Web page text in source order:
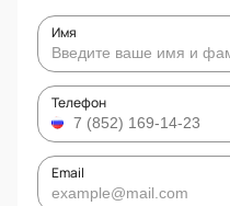
Имя
Телефон
Email